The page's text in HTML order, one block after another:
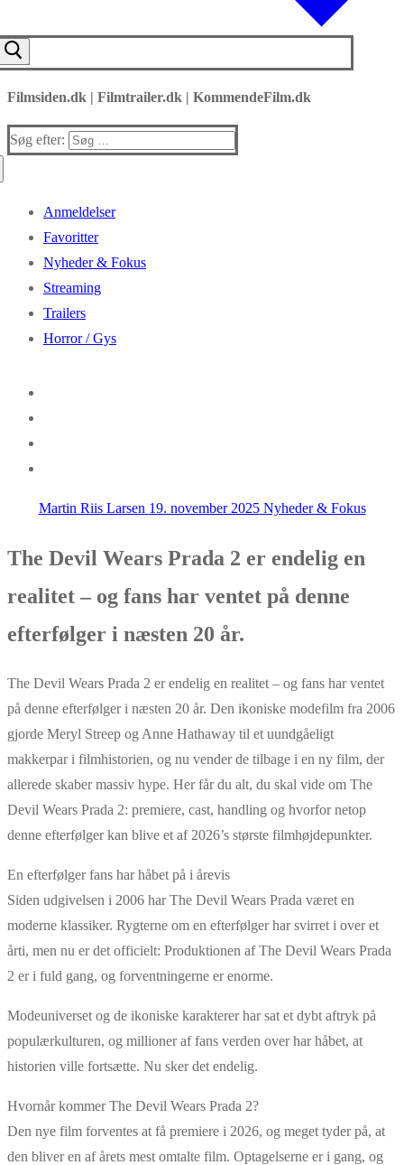
Filmsiden.dk | Filmtrailer.dk | KommendeFilm.dk
Søg efter:
Anmeldelser
Favoritter
Nyheder & Fokus
Streaming
Trailers
Horror / Gys
Martin Riis Larsen 19. november 2025Nyheder & Fokus
The Devil Wears Prada 2 er endelig en
realitet – og fans har ventet på denne
efterfølger i næsten 20 år.
The Devil Wears Prada 2 er endelig en realitet – og fans har ventet
på denne efterfølger i næsten 20 år. Den ikoniske modefilm fra 2006
gjorde Meryl Streep og Anne Hathaway til et uundgåeligt
makkerpar i filmhistorien, og nu vender de tilbage i en ny film, der
allerede skaber massiv hype. Her får du alt, du skal vide om The
Devil Wears Prada 2: premiere, cast, handling og hvorfor netop
denne efterfølger kan blive et af 2026’s største filmhøjdepunkter.
En efterfølger fans har håbet på i årevis
Siden udgivelsen i 2006 har The Devil Wears Prada været en
moderne klassiker. Rygterne om en efterfølger har svirret i over et
årti, men nu er det officielt: Produktionen af The Devil Wears Prada
2 er i fuld gang, og forventningerne er enorme.
Modeuniverset og de ikoniske karakterer har sat et dybt aftryk på
populærkulturen, og millioner af fans verden over har håbet, at
historien ville fortsætte. Nu sker det endelig.
Hvornår kommer The Devil Wears Prada 2?
Den nye film forventes at få premiere i 2026, og meget tyder på, at
den bliver en af årets mest omtalte film. Optagelserne er i gang, og